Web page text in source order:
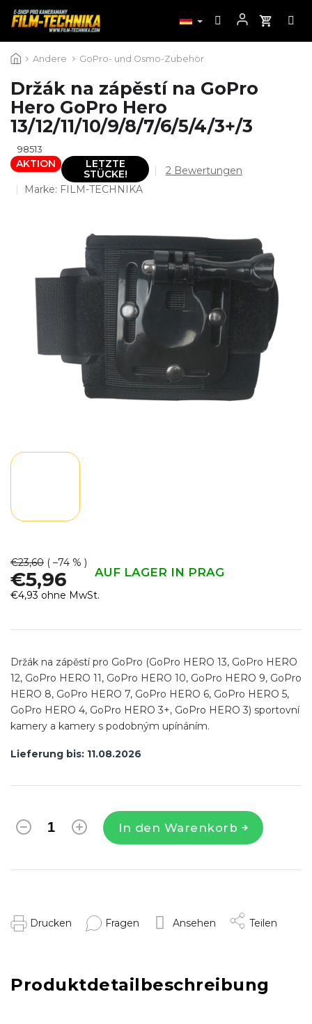
Inhalt Andere GoPro- und Osmo-Zubehör
Držák na zápěstí na GoPro
Hero GoPro Hero
13/12/11/10/9/8/7/6/5/4/3+/3
98513
AKTION
LETZTE
STÜCKE!
Die
von
5
Sternen.
2 Bewertungen
Marke: FILM-TECHNIKA
€23,60 ( –74 % )
€5,96 AUF LAGER IN PRAG
€4,93 ohne MwSt.
Lieferung bis: 11.08.2026
In den Warenkorb
Držák na zápěstí pro GoPro (GoPro HERO 13, GoPro HERO
12, GoPro HERO 11, GoPro HERO 10, GoPro HERO 9, GoPro
HERO 8, GoPro HERO 7, GoPro HERO 6, GoPro HERO 5,
GoPro HERO 4, GoPro HERO 3+, GoPro HERO 3) sportovní
kamery a kamery s podobným upínáním.
Drucken Fragen Ansehen Teilen
Produktdetailbeschreibung